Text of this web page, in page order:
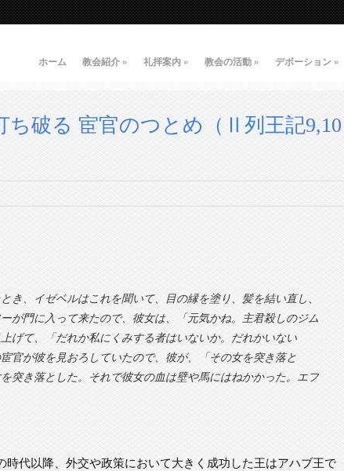
ホーム 教会紹介 » 礼拝案内 » 教会の活動 » デボーション »
ち破る 宦官のつとめ（Ⅱ列王記9,10
き、イゼベルはこれを聞いて、目の縁を塗り、髪を結い直し、
が門に入って来たので、彼女は、「元気かね。主君殺しのジム
げて、「だれか私にくみする者はいないか。だれかいない
官が彼を見おろしていたので、彼が、「その女を突き落と
突き落とした。それで彼女の血は壁や馬にはねかかった。エフ
時代以降、外交や政策において大きく成功した王はアハブ王で